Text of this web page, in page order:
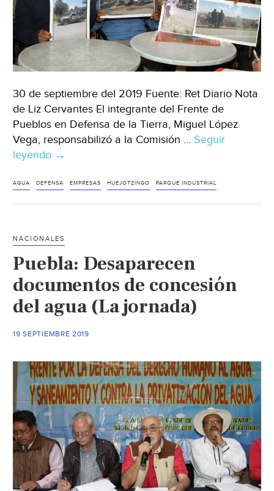
30 de septiembre del 2019 Fuente: Ret Diario Nota
de Liz Cervantes El integrante del Frente de
Pueblos en Defensa de la Tierra, Miguel López
Vega, responsabilizó a la Comisión … Seguir
leyendo Puebla:
del
Huejotzingo
contaminan
con
la
de
(Ret
Diario)
→
AGUA DEFENSA EMPRESAS HUEJOTZINGO PARQUE INDUSTRIAL
NACIONALES
Puebla: Desaparecen
documentos de concesión
del agua (La jornada)
19 SEPTIEMBRE 2019